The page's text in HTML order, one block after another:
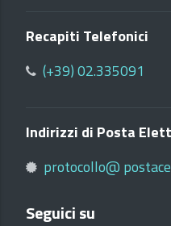
Recapiti Telefonici
(+39) 02.335091
Indirizzi di Posta
protocollo@
Seguici su